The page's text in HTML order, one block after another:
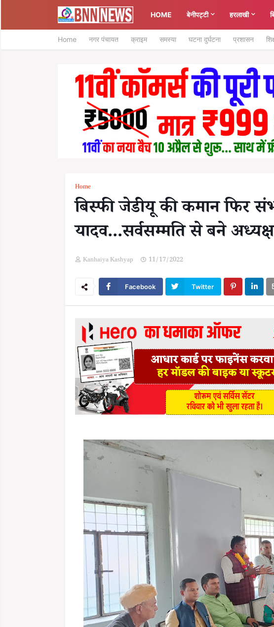
HOME बेनीपट्टी हरलाखी
Home नगर पंचायत क्राइम समस्या घटना दुर्घटना प्रशासन
Home
बिस्फी जेडीयू की कमान फिर
यादव...सर्वसम्मति से बने अध्यक्ष
Kanhaiya Kashyap 11/17/2022
Facebook Twitter